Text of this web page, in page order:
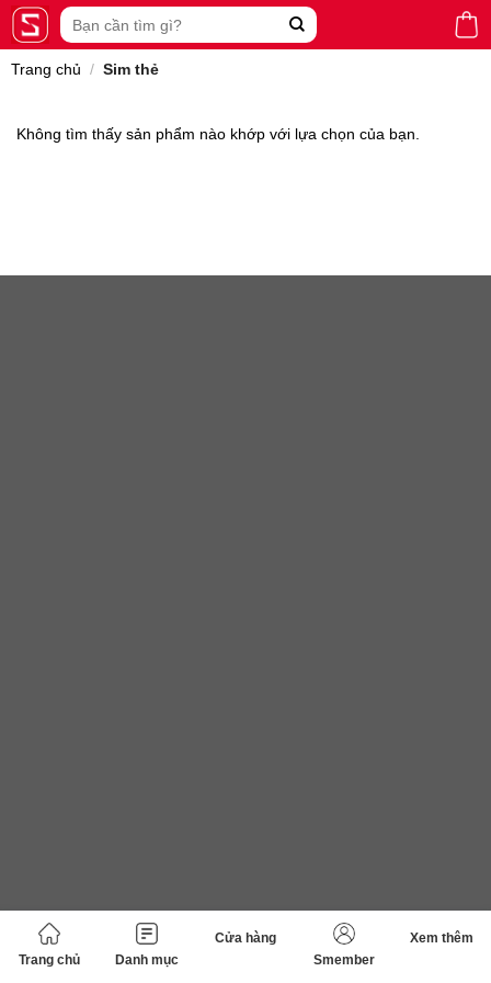
Skip
to
content
Tìm
kiếm:
Trang chủ Danh mục
Cửa hàng
Smember
Xem thêm
Trang chủ / Sim thẻ
Không tìm thấy sản phẩm nào khớp với lựa chọn của bạn.